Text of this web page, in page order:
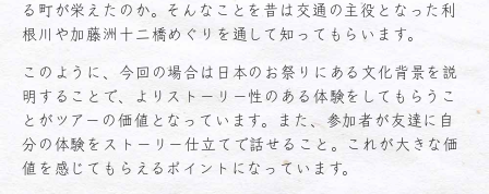
る町が栄えたのか。そんなことを昔は交通の主役となった利
根川や加藤洲十二橋めぐりを通して知ってもらいます。
このように、今回の場合は日本のお祭りにある文化背景を説
明することで、よりストーリー性のある体験をしてもらうこ
とがツアーの価値となっています。また、参加者が友達に自
分の体験をストーリー仕立てで話せること。これが大きな価
値を感じてもらえるポイントになっています。